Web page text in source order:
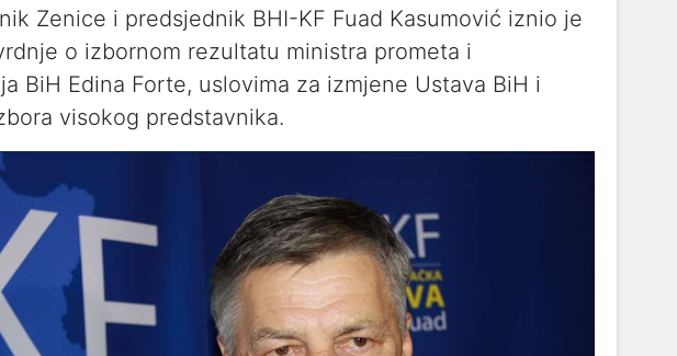
Zenice i predsjednik BHI-KF Fuad Kasumović iznio je
o izbornom rezultatu ministra prometa i
BiH Edina Forte, uslovima za izmjene Ustava BiH i
visokog predstavnika.